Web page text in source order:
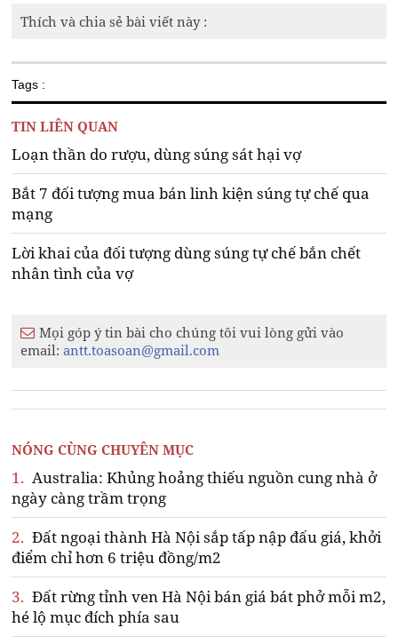
Thích và chia sẻ bài viết này :
Tags :
TIN LIÊN QUAN
Loạn thần do rượu, dùng súng sát hại vợ
Bắt 7 đối tượng mua bán linh kiện súng tự chế qua
mạng
Lời khai của đối tượng dùng súng tự chế bắn chết
nhân tình của vợ
Mọi góp ý tin bài cho chúng tôi vui lòng gửi vào
email:antt.toasoan@gmail.com
NÓNG CÙNG CHUYÊN MỤC
1. Australia: Khủng hoảng thiếu nguồn cung nhà ở
ngày càng trầm trọng
2. Đất ngoại thành Hà Nội sắp tấp nập đấu giá, khởi
điểm chỉ hơn 6 triệu đồng/m2
3. Đất rừng tỉnh ven Hà Nội bán giá bát phở mỗi m2,
hé lộ mục đích phía sau